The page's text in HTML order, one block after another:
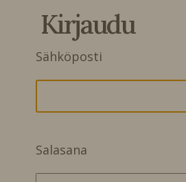
Kirjaudu
Sähköposti
Salasana